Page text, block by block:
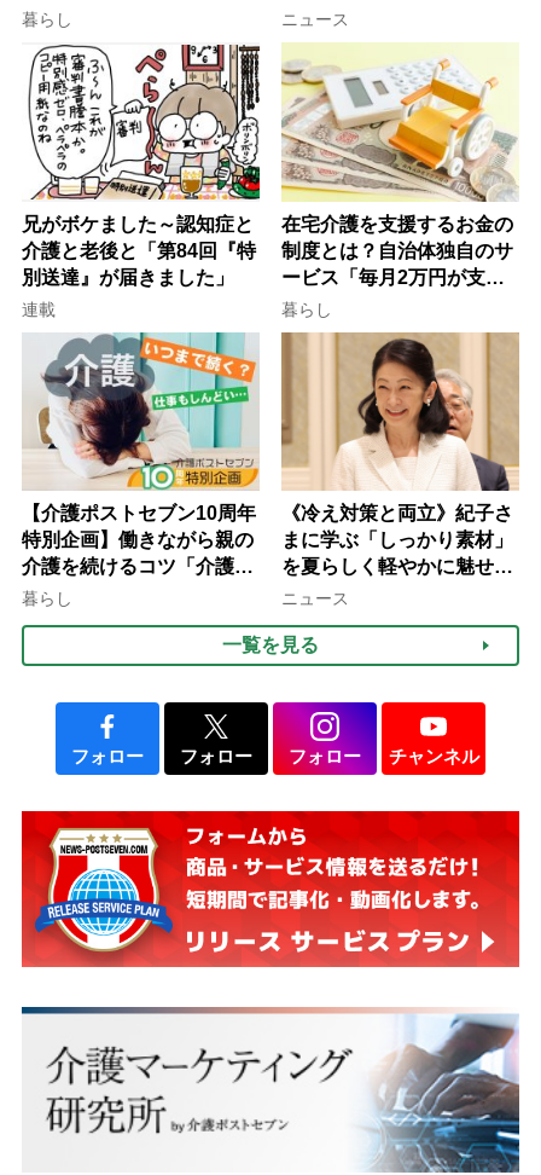
行語大賞にノミネート、法
律にも明記されたが果たし
て現在は？
暮らし
ぐ「揺れる一粒」の使い分
け方
ニュース
兄がボケました～認知症と
介護と老後と「第84回『特
別送達』が届きました」
連載
在宅介護を支援するお金の
制度とは？自治体独自のサ
ービス「毎月2万円が支給
される」ケースも【FP解
説】
暮らし
【介護ポストセブン10周年
特別企画】働きながら親の
介護を続けるコツ「介護は
10年以上続くことも…3つ
みよう」【社会福祉士解
説】
暮らし
《冷え対策と両立》紀子さ
まに学ぶ「しっかり素材」
を夏らしく軽やかに魅せる
3つの着こなし法則
ニュース
一覧を見る
フォロー フォロー フォロー チャンネル